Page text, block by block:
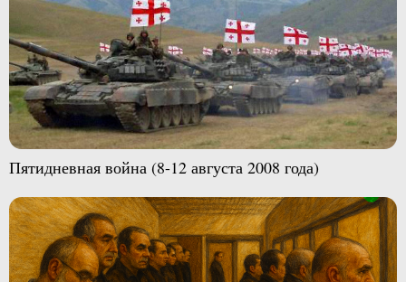
Пятидневная война (8-12 августа 2008 года)